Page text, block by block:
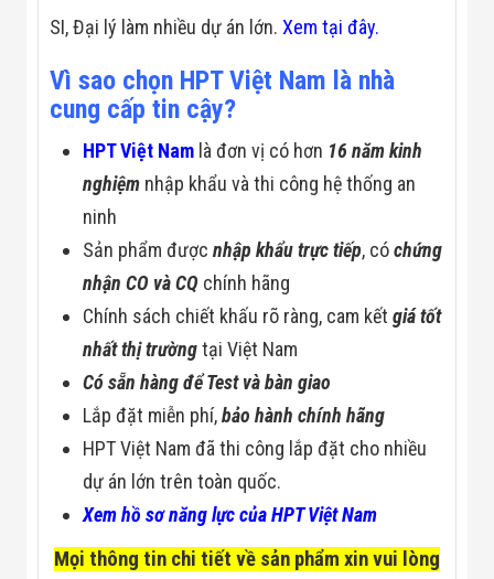
SI, Đại lý làm nhiều dự án lớn.Xem tại đây.
Vì sao chọn HPT Việt Nam là nhà
cung cấp tin cậy?
HPT Việt Nam là đơn vị có hơn 16 năm kinh
nghiệm nhập khẩu và thi công hệ thống an
ninh
Sản phẩm đượcnhập khẩu trực tiếp, cóchứng
nhận CO và CQ chính hãng
Chính sách chiết khấu rõ ràng, cam kếtgiá tốt
nhất thị trườngtại Việt Nam
Có sẵn hàng để Test và bàn giao
Lắp đặt miễn phí,bảo hành chính hãng
HPT Việt Nam đã thi công lắp đặt cho nhiều
dự án lớn trên toàn quốc.
Xem hồ sơ năng lực của HPT Việt Nam
Mọi thông tin chi tiết về sản phẩm xin vui lòng